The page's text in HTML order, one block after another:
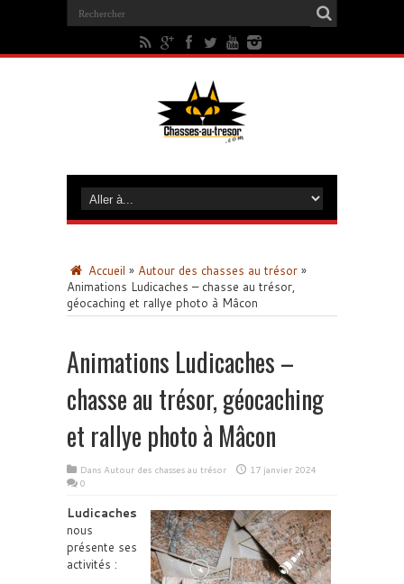
Accueil » Autour des chasses au trésor »
Animations Ludicaches – chasse au trésor,
géocaching et rallye photo à Mâcon
Animations Ludicaches –
chasse au trésor, géocaching
et rallye photo à Mâcon
Dans Autour des chasses au trésor
17 janvier 2024
0
Ludicaches
nous
présente ses
activités :